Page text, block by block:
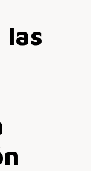
las